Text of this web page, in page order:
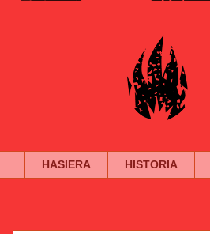
HASIERA HISTORIA